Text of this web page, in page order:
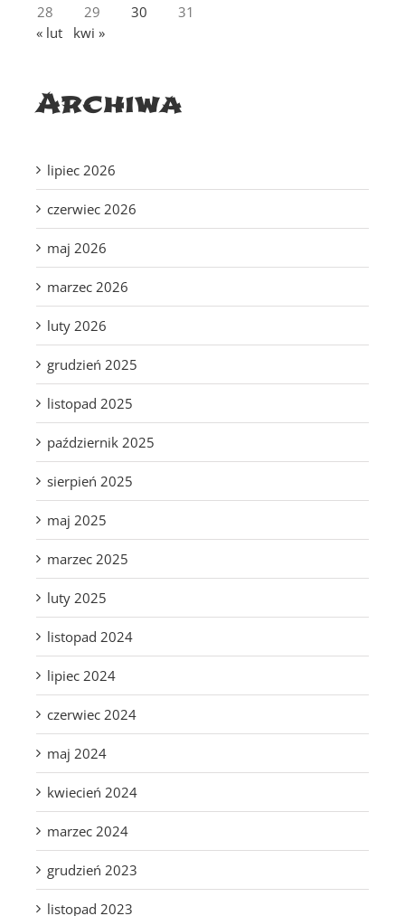
28
29 30
31
« lut
kwi »
Archiwa
lipiec 2026
czerwiec 2026
maj 2026
marzec 2026
luty 2026
grudzień 2025
listopad 2025
październik 2025
sierpień 2025
maj 2025
marzec 2025
luty 2025
listopad 2024
lipiec 2024
czerwiec 2024
maj 2024
kwiecień 2024
marzec 2024
grudzień 2023
listopad 2023